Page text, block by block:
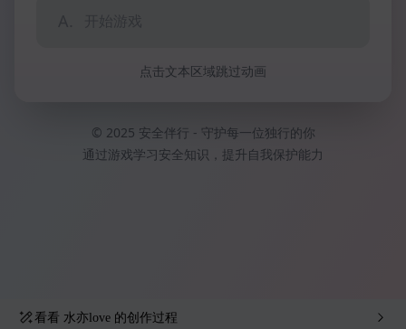
看看 水亦love 的创作过程